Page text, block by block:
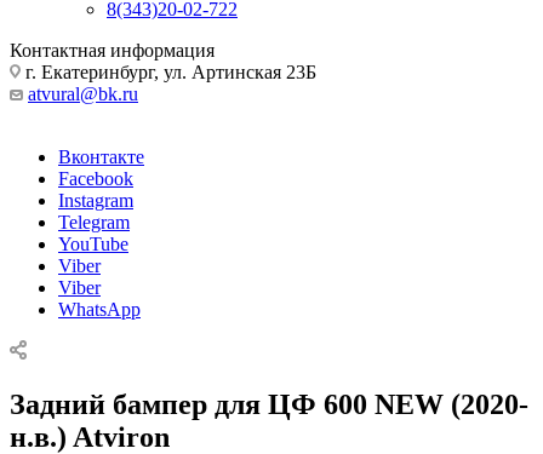
8(343)20-02-722
Контактная информация
г. Екатеринбург, ул. Артинская 23Б
atvural@bk.ru
Вконтакте
Facebook
Instagram
Telegram
YouTube
Viber
Viber
WhatsApp
Задний бампер для ЦФ 600 NEW (2020-
н.в.) Atviron